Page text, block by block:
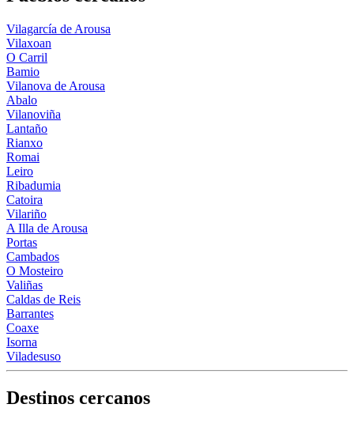
Vilagarcía de Arousa
Vilaxoan
O Carril
Bamio
Vilanova de Arousa
Abalo
Vilanoviña
Lantaño
Rianxo
Romai
Leiro
Ribadumia
Catoira
Vilariño
A Illa de Arousa
Portas
Cambados
O Mosteiro
Valiñas
Caldas de Reis
Barrantes
Coaxe
Isorna
Viladesuso
Destinos cercanos